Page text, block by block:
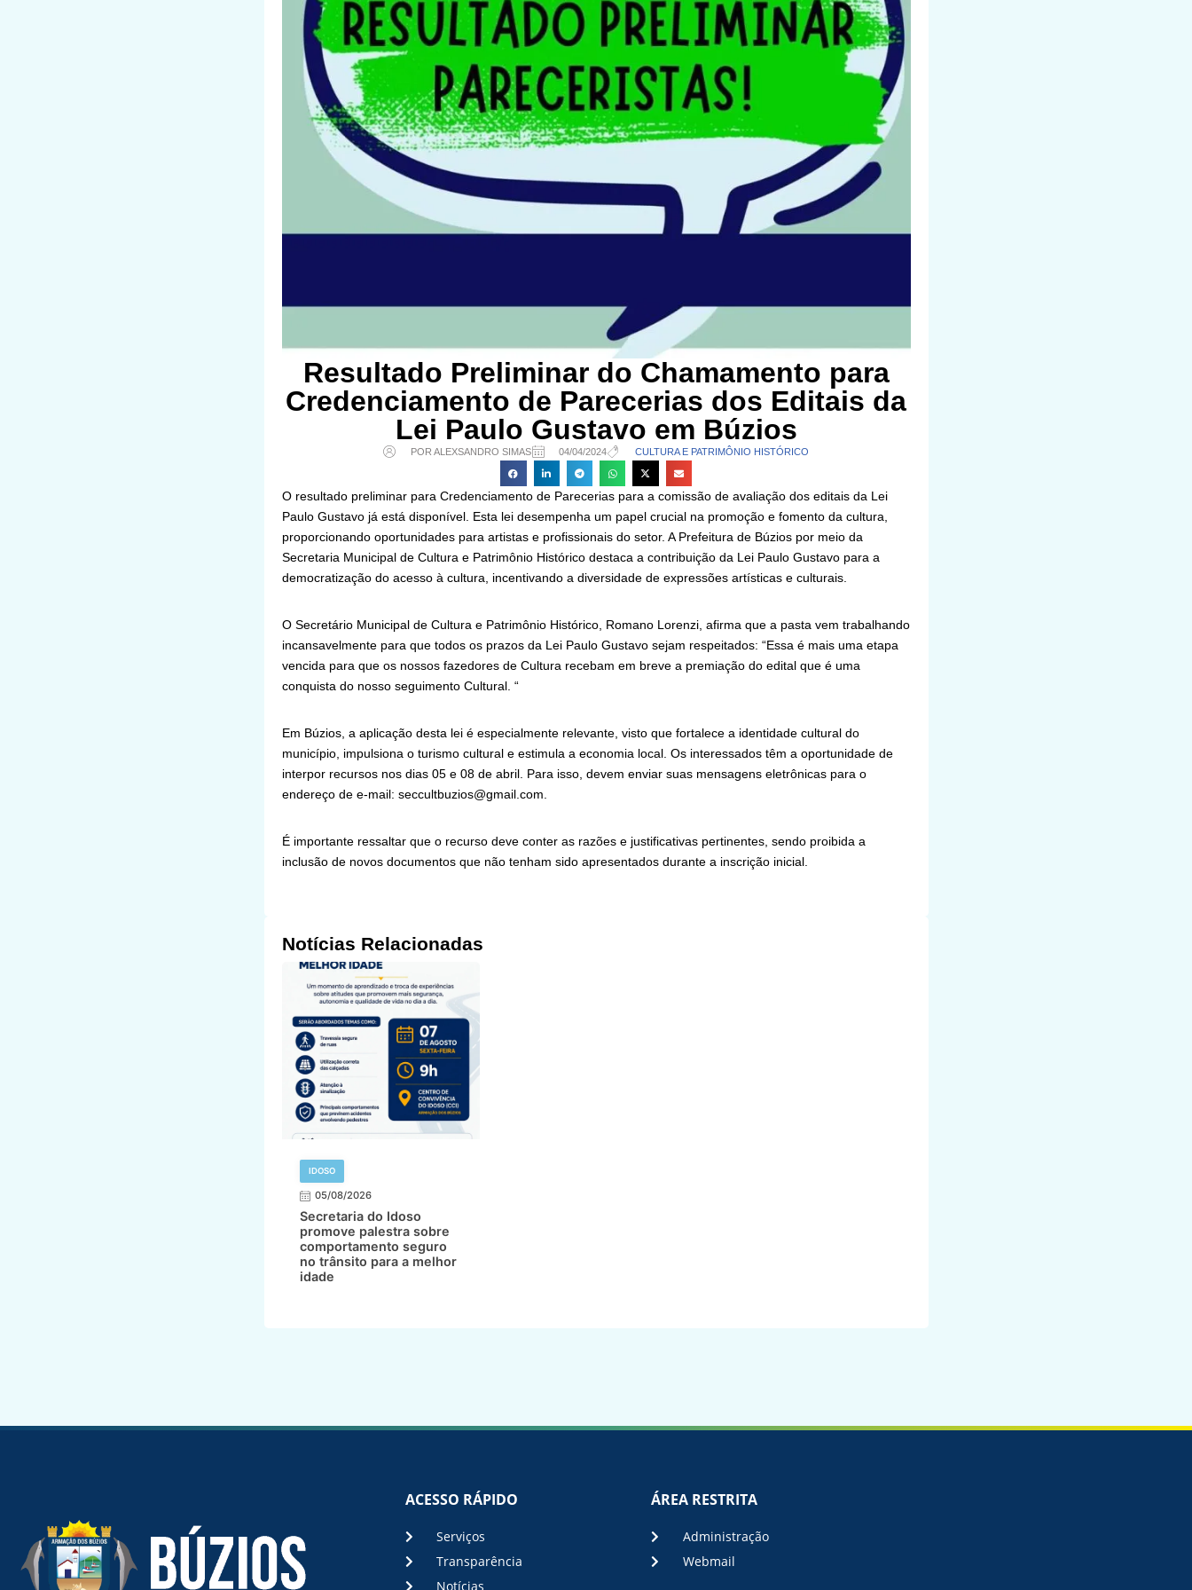
Resultado Preliminar do Chamamento para
Credenciamento de Parecerias dos Editais da
Lei Paulo Gustavo em Búzios
POR ALEXSANDRO SIMAS 04/04/2024 CULTURA E PATRIMÔNIO HISTÓRICO
O resultado preliminar para Credenciamento de Parecerias para a comissão de avaliação dos editais da Lei
Paulo Gustavo já está disponível. Esta lei desempenha um papel crucial na promoção e fomento da cultura,
proporcionando oportunidades para artistas e profissionais do setor. A Prefeitura de Búzios por meio da
Secretaria Municipal de Cultura e Patrimônio Histórico destaca a contribuição da Lei Paulo Gustavo para a
democratização do acesso à cultura, incentivando a diversidade de expressões artísticas e culturais.
O Secretário Municipal de Cultura e Patrimônio Histórico, Romano Lorenzi, afirma que a pasta vem trabalhando
incansavelmente para que todos os prazos da Lei Paulo Gustavo sejam respeitados: “Essa é mais uma etapa
vencida para que os nossos fazedores de Cultura recebam em breve a premiação do edital que é uma
conquista do nosso seguimento Cultural. “
Em Búzios, a aplicação desta lei é especialmente relevante, visto que fortalece a identidade cultural do
município, impulsiona o turismo cultural e estimula a economia local. Os interessados têm a oportunidade de
interpor recursos nos dias 05 e 08 de abril. Para isso, devem enviar suas mensagens eletrônicas para o
endereço de e-mail: seccultbuzios@gmail.com.
É importante ressaltar que o recurso deve conter as razões e justificativas pertinentes, sendo proibida a
inclusão de novos documentos que não tenham sido apresentados durante a inscrição inicial.
Notícias Relacionadas
IDOSO
05/08/2026
Secretaria do Idoso
promove palestra sobre
comportamento seguro
no trânsito para a melhor
idade
ACESSO RÁPIDO
Serviços
Transparência
Notícias
ÁREA RESTRITA
Administração
Webmail